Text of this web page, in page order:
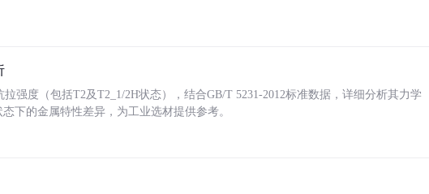
强度（包括T2及T2_1/2H状态），结合GB/T 5231-2012标准数据，详细分析其力学
下的金属特性差异，为工业选材提供参考。